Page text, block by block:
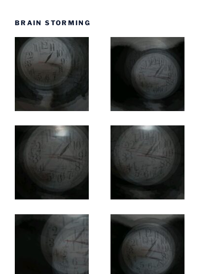
BRAIN STORMING